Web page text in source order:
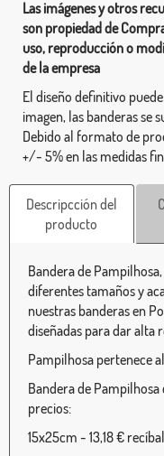
Las imágenes y otros
son propiedad de
uso, reproducción o
de la empresa
El diseño definitivo
imagen, las banderas se
Debido al formato de
+/- 5% en las medidas
Descripcción del
producto
Bandera de
diferentes tamaños y
nuestras banderas en
diseñadas para dar alta
Pampilhosa pertenece
Bandera de
precios:
15x25cm - 13,18 €